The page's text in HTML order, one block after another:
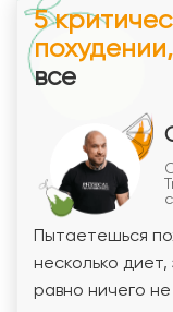
5
похудении,
все
Пытаетешься
несколько
равно ничего